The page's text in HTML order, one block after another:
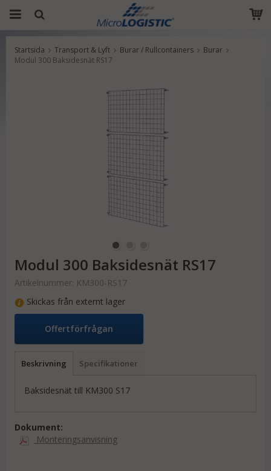
Produkten har blivit tillagd i varukorgen
Startsida Transport & Lyft Burar / Rullcontainers
Burar
Modul 300 Baksidesnät RS17
Modul 300 Baksidesnät RS17
Artikelnummer: KM300-RS17
Skickas från externt lager
Offertförfrågan
Beskrivning Specifikationer
Baksidesnät till KM300 S17
Dokument:
Monteringsanvisning